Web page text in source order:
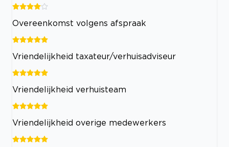
Overeenkomst volgens afspraak
Vriendelijkheid taxateur/verhuisadviseur
Vriendelijkheid verhuisteam
Vriendelijkheid overige medewerkers